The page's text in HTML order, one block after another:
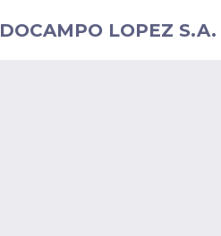
DOCAMPO LOPEZ S.A.